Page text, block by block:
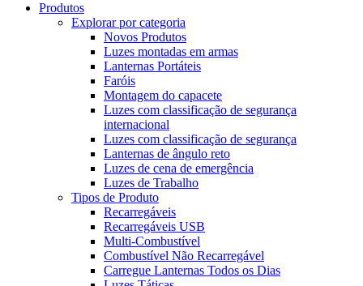
Produtos
Explorar por categoria
Novos Produtos
Luzes montadas em armas
Lanternas Portáteis
Faróis
Montagem do capacete
Luzes com classificação de segurança
internacional
Luzes com classificação de segurança
Lanternas de ângulo reto
Luzes de cena de emergência
Luzes de Trabalho
Tipos de Produto
Recarregáveis
Recarregáveis USB
Multi-Combustível
Combustível Não Recarregável
Carregue Lanternas Todos os Dias